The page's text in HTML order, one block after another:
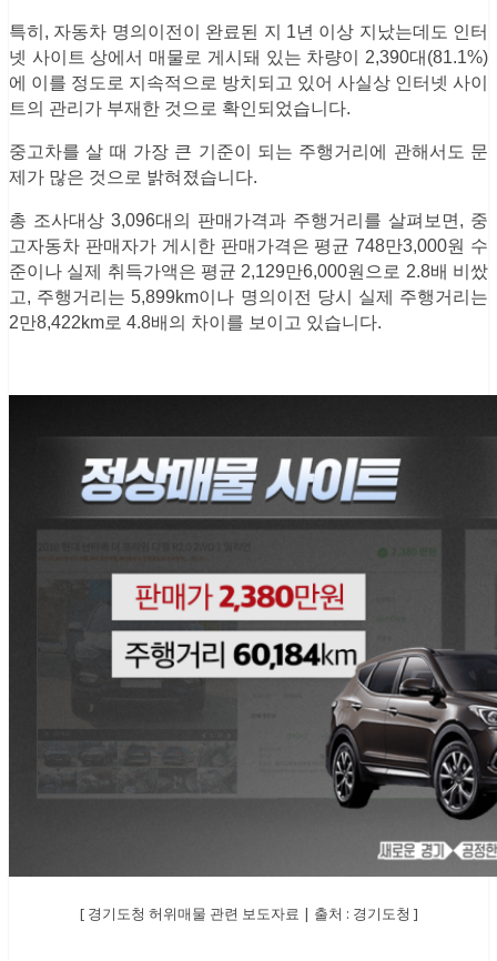
특히, 자동차 명의이전이 완료된 지 1년 이상 지났는데도 인터
넷 사이트 상에서 매물로 게시돼 있는 차량이 2,390대(81.1%)
에 이를 정도로 지속적으로 방치되고 있어 사실상 인터넷 사이
트의 관리가 부재한 것으로 확인되었습니다.
중고차를 살 때 가장 큰 기준이 되는 주행거리에 관해서도 문
제가 많은 것으로 밝혀졌습니다.
총 조사대상 3,096대의 판매가격과 주행거리를 살펴보면, 중
고자동차 판매자가 게시한 판매가격은 평균 748만3,000원 수
준이나 실제 취득가액은 평균 2,129만6,000원으로 2.8배 비쌌
고, 주행거리는 5,899km이나 명의이전 당시 실제 주행거리는
2만8,422km로 4.8배의 차이를 보이고 있습니다.
[ 경기도청 허위매물 관련 보도자료 | 출처 : 경기도청 ]